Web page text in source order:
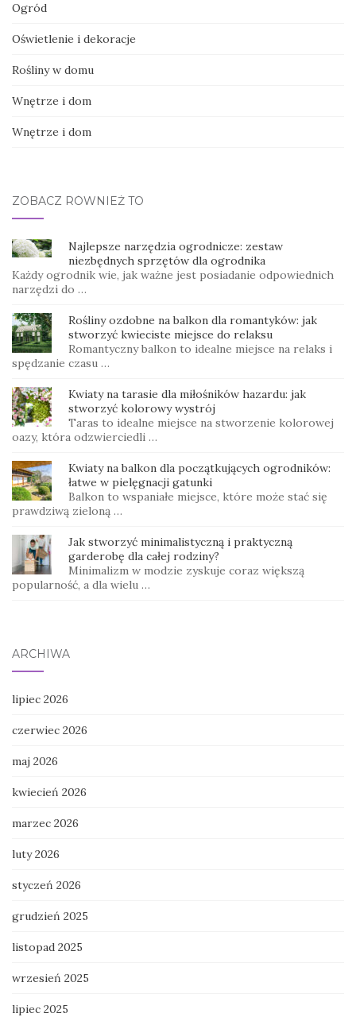
Ogród
Oświetlenie i dekoracje
Rośliny w domu
Wnętrze i dom
Wnętrze i dom
ZOBACZ RÓWNIEŻ TO
Najlepsze narzędzia ogrodnicze: zestaw
niezbędnych sprzętów dla ogrodnika
Każdy ogrodnik wie, jak ważne jest posiadanie odpowiednich
narzędzi do …
Rośliny ozdobne na balkon dla romantyków: jak
stworzyć kwieciste miejsce do relaksu
Romantyczny balkon to idealne miejsce na relaks i
spędzanie czasu …
Kwiaty na tarasie dla miłośników hazardu: jak
stworzyć kolorowy wystrój
Taras to idealne miejsce na stworzenie kolorowej
oazy, która odzwierciedli …
Kwiaty na balkon dla początkujących ogrodników:
łatwe w pielęgnacji gatunki
Balkon to wspaniałe miejsce, które może stać się
prawdziwą zieloną …
Jak stworzyć minimalistyczną i praktyczną
garderobę dla całej rodziny?
Minimalizm w modzie zyskuje coraz większą
popularność, a dla wielu …
ARCHIWA
lipiec 2026
czerwiec 2026
maj 2026
kwiecień 2026
marzec 2026
luty 2026
styczeń 2026
grudzień 2025
listopad 2025
wrzesień 2025
lipiec 2025